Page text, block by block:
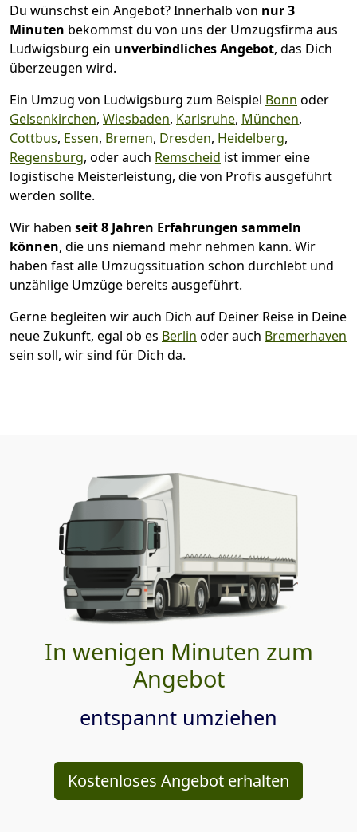
Du wünschst ein Angebot? Innerhalb von nur 3
Minuten bekommst du von uns der Umzugsfirma aus
Ludwigsburg ein unverbindliches Angebot, das Dich
überzeugen wird.
Ein Umzug von Ludwigsburg zum Beispiel Bonn oder
Gelsenkirchen, Wiesbaden, Karlsruhe, München,
Cottbus, Essen, Bremen, Dresden, Heidelberg,
Regensburg, oder auch Remscheid ist immer eine
logistische Meisterleistung, die von Profis ausgeführt
werden sollte.
Wir haben seit8 Jahren Erfahrungen sammeln
können, die uns niemand mehr nehmen kann. Wir
haben fast alle Umzugssituation schon durchlebt und
unzählige Umzüge bereits ausgeführt.
Gerne begleiten wir auch Dich auf Deiner Reise in Deine
neue Zukunft, egal ob es Berlin oder auch Bremer­haven
sein soll, wir sind für Dich da.
In wenigen Minuten zum
Angebot
entspannt umziehen
Kostenloses Angebot erhalten